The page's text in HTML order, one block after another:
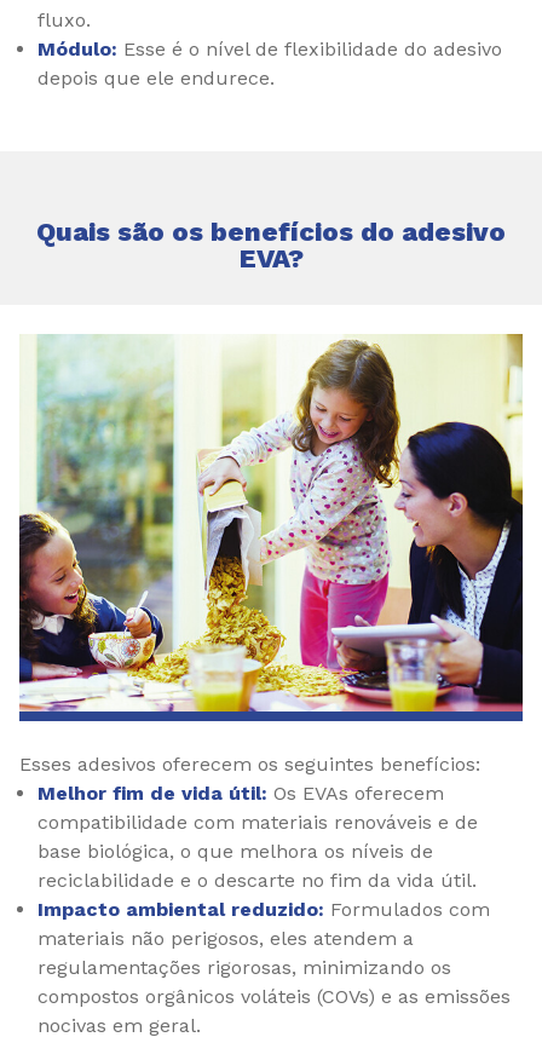
fluxo.
Módulo: Esse é o nível de flexibilidade do adesivo
depois que ele endurece.
Quais são os benefícios do adesivo
EVA?
Esses adesivos oferecem os seguintes benefícios:
Melhor fim de vida útil: Os EVAs oferecem
compatibilidade com materiais renováveis e de
base biológica, o que melhora os níveis de
reciclabilidade e o descarte no fim da vida útil.
Impacto ambiental reduzido: Formulados com
materiais não perigosos, eles atendem a
regulamentações rigorosas, minimizando os
compostos orgânicos voláteis (COVs) e as emissões
nocivas em geral.